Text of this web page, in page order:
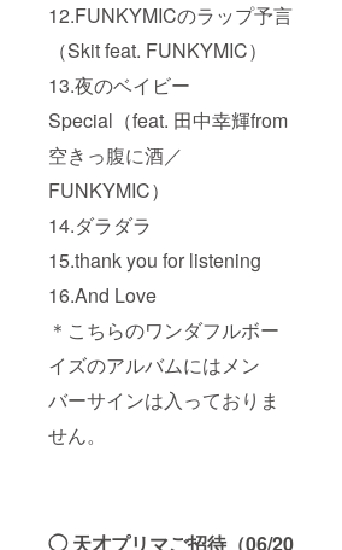
12.FUNKYMICのラップ予言
（Skit feat. FUNKYMIC）
13.夜のベイビー
Special（feat. 田中幸輝from
空きっ腹に酒／
FUNKYMIC）
14.ダラダラ
15.thank you for listening
16.And Love
＊こちらのワンダフルボー
イズのアルバムにはメン
バーサインは入っておりま
せん。
◯ 天才プリマご招待（06/20